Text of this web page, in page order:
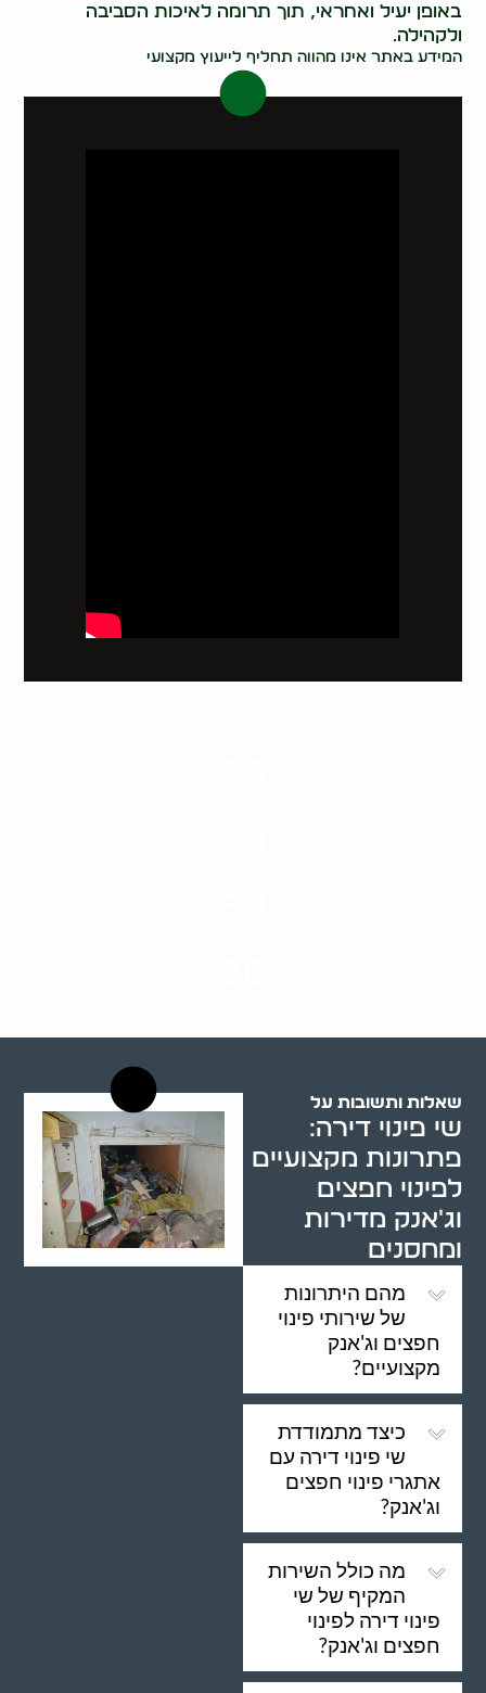
באופן יעיל ואחראי, תוך תרומה לאיכות הסביבה
ולקהילה.
המידע באתר אינו מהווה תחליף לייעוץ מקצועי
שאלות ותשובות על
שי פינוי דירה:
פתרונות מקצועיים
לפינוי חפצים
וג'אנק מדירות
ומחסנים
מהם היתרונות
של שירותי פינוי
חפצים וג'אנק
מקצועיים?
כיצד מתמודדת
שי פינוי דירה עם
אתגרי פינוי חפצים
וג'אנק?
מה כולל השירות
המקיף של שי
פינוי דירה לפינוי
חפצים וג'אנק?